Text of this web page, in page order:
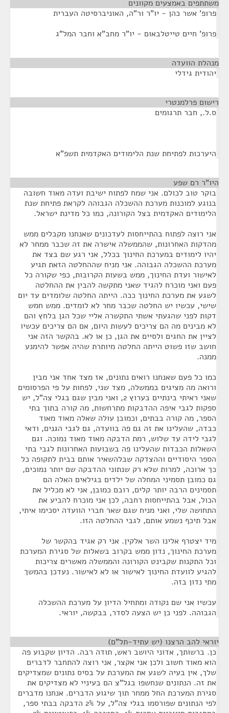
משתתפים באמצעים מקוונים
פרופ' אשר כהן - יו"ר ור"ה, האוניברסיטה העברית
פרופ' חיים טייטלבאום - יו"ר מחב"א וחבר המל"ג
מנהלת הוועדה
יהודית גידלי
רישום פרלמנטרי
ס.ל., חבר תרגומים
היערכות לפתיחת שנת הלימודים האקדמית תשפ"א
היו"ר רם שפע
בוקר טוב לכולם. אני שמח לפתוח ישיבת ועדה מאוד חשובה
בנוגע למוכנות מערכת ההשכלה הגבוהה לקראת פתיחת שנת
הלימודים האקדמית בצל הקורונה, כמו כל מדינת ישראל.
אני רוצה לפתוח בהתייחסות לעדכונים שאנחנו מקבלים ממש
מהדקות האחרונות, שהממשלה אישרה את זה שכבר ממחר לא
יהיו לימודים במערכת החינוך בכלל, אני רגע שם בצד את
מערכת ההשכלה הגבוהה. אני מניח שההחלטה הזאת תגיע
לאישור ועדת החינוך, ממש בשעות הקרובות, כפי שקורה כל
פעם ואני מוכרח להגיד שאני מתקשה להבין את ההחלטה
לשגע את מערכת החינוך ככה. הייתה החלטה שלומדים עד יום
שישי, עכשיו יש החלטה שכבר מחר לא לומדים. ממש חמש
דקות לפני שהגעתי אשתי התקשרה אליי שכל הגן בלחץ והם
לא מבינים מה הם צריכים לעשות היום, אם הם צריכים עכשיו
לציין את החגים ולסיים את הגן, כן או לא. בהקשר הזה אני
חושב שזו פשוט הייתה החלטה מיותרת שהיה אפשר להימנע
ממנה.
כמו כל פעם שאנחנו רואים נתונים, אז מצד אחד אני מבין
ורואה מה מציגים בממשלה, מצד שני, לפחות על פי הפרסומים
שאני ראיתי בינתיים בערוץ 2, ואני מבין שגם בגלי צה"ל, יש
ספקות לגבי איפה ההדבקות מתרחשות, מה קורה בתוך בתי
הספר, מה קורה בבתים, וכמובן עולה שאלה מאוד מאוד
כבדה, שהעלינו את זה גם פה בוועדה, גם לגבי הגנים, ודאי
לגבי לידה עד שלוש, רמת הדבקה מאוד מאוד נמוכה. וגם
השאלות הכבדות שהעלינו פה בשבועות האחרונות לגבי בתי
הספר היסודיים וההצדקה שבלהשאיר אותם בבית לתקופה כל
כך ארוכה, למרות שלא רק שנתוני ההדבקה שם יותר נמוכים,
גם כמובן תסמיני המחלה של ילדים בגילאים האלה הם
תסמינים הרבה יותר קלים, רובם כמובן, אני לא מכליל את
הכול, אבל בהתייחסות רחבה, לכן אני מוכרח להביע את
התחושה שלי, ואני מניח שגם שאר חברי הוועדה יסכימו איתי,
אבל תיכף נשמע אותם, לגבי ההחלטה הזו.
מיד יצטרף אלינו השר אלקין. אני רק אגיד בהקשר של
מערכת החינוך, נדון ממש בקרוב בשאלות של סגירת המערכת
וכל התקנות שקבינט הקורונה והממשלה מאשרים צריכות
להגיע לוועדת החינוך לאישור או לא לאישור. נעדכן בהמשך
מתי נדון בזה.
עכשיו אני שם נקודה ומתחיל הדיון על מערכת ההשכלה
הגבוהה. לפני כן יש הצעה לסדר, בבקשה, יוראי.
יוראי להב הרצנו (יש עתיד-תל"ם)
כן. ברשותך, אדוני היושב ראש, תודה רבה. הדיון שקבוע פה
הוא מאוד חשוב ולכן אני אקצר, אני רוצה להתחבר לדברים
שלך, אין בעיה לשגע את המערכת על בסיס נתונים שמצדיקים
את זה. הנתונים שנחשפו בגל"צ הם בעיניי לא מצדיקים את
סגירת המערכת החל ממחר תוך שיגוע הדברים. אנחנו מדברים
לפי הנתונים שפורסמו בגלי צה"ל, על 2% הדבקה בבתי ספר,